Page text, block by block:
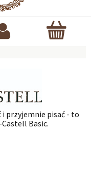
przyjemnie pisać - to
Basic.